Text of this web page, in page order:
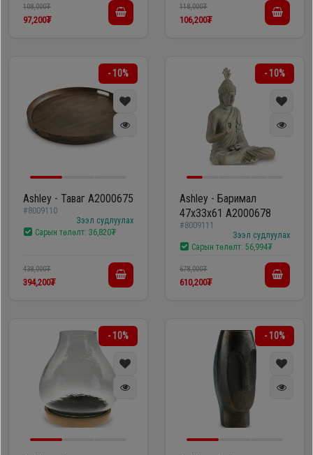
108,000₮
97,200₮
118,000₮
106,200₮
- 10%
Ashley - Таваг A2000675
#8009110
Зээл судлуулах
Сарын төлөлт: 36,820₮
438,000₮
394,200₮
- 10%
Ashley - Баримал
47x33x61 A2000678
#8009111
Зээл судлуулах
Сарын төлөлт: 56,994₮
678,000₮
610,200₮
- 10% - 10%